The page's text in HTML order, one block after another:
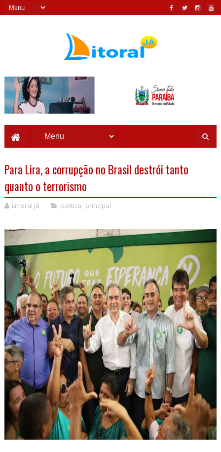
Para Lira, a corrupção no Brasil destrói tanto
quanto o terrorismo
Litroral Já politica, principal